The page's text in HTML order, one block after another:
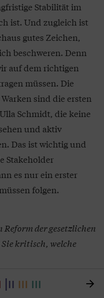
Stabilität im
ist. Und zugleich ist
gutes Zeichen,
beschweren. Denn
auf dem richtigen
müssen. Die
sind die ersten
Schmidt, die keine
und aktiv
Das ist wichtig und
Stakeholder
es nur ein erster
folgen.
Reform der gesetzlichen
kritisch, welche
einzelne Aspekte
